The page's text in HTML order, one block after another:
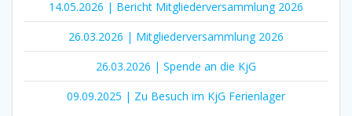
14.05.2026 | Bericht Mitgliederversammlung 2026
26.03.2026 | Mitgliederversammlung 2026
26.03.2026 | Spende an die KjG
09.09.2025 | Zu Besuch im KjG Ferienlager